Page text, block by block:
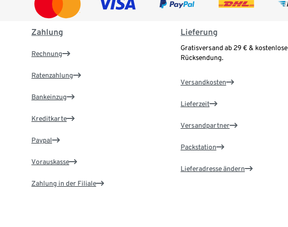
Zahlung
Rechnung
Ratenzahlung
Bankeinzug
Kreditkarte
Paypal
Vorauskasse
Zahlung in der Filiale
Lieferung
Gratisversand ab 29 € & kostenlose
Rücksendung.
Versandkosten
Lieferzeit
Versandpartner
Packstation
Lieferadresse ändern